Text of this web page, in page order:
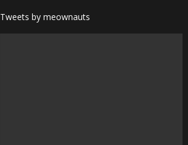
Tweets by meownauts